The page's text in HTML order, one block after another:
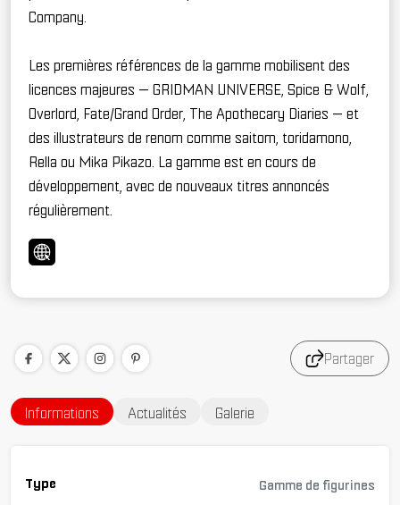
Company.
Les premières références de la gamme mobilisent des
licences majeures — GRIDMAN UNIVERSE, Spice & Wolf,
Overlord, Fate/Grand Order, The Apothecary Diaries — et
des illustrateurs de renom comme saitom, toridamono,
Rella ou Mika Pikazo. La gamme est en cours de
développement, avec de nouveaux titres annoncés
régulièrement.
Partager
Informations Actualités Galerie
Type Gamme de figurines